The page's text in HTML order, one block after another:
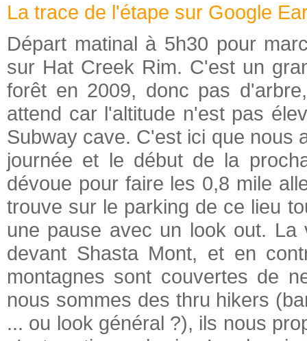
La trace de l'étape sur Google
Départ matinal à 5h30 pour
sur Hat Creek Rim. C'est un
forêt en 2009, donc pas
attend car l'altitude n'est pas
Subway cave. C'est ici que nous
journée et le début de la
dévoue pour faire les 0,8 mile
trouve sur le parking de ce lieu
une pause avec un look out.
devant Shasta Mont, et en
montagnes sont couvertes de
nous sommes des thru hikers
... ou look général ?), ils nous